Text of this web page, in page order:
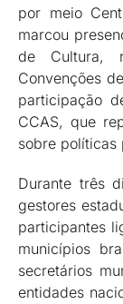
por meio
marcou
de Cultura,
Convenções
participação
CCAS, que
sobre políticas
Durante três
gestores
participantes
municípios
secretários
entidades